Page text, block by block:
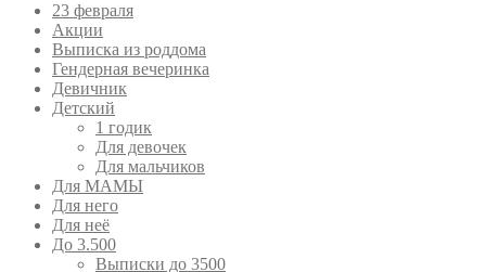
23 февраля
Акции
Выписка из роддома
Гендерная вечеринка
Девичник
Детский
1 годик
Для девочек
Для мальчиков
Для МАМЫ
Для него
Для неё
До 3.500
Выписки до 3500